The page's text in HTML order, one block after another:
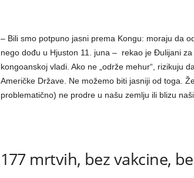
– Bili smo potpuno jasni prema Kongu: moraju da
nego dođu u Hjuston 11. juna – rekao je Đulijani
kongoanskoj vladi. Ako ne „održe mehur“, rizikuju
Američke Države. Ne možemo biti jasniji od toga.
problematično) ne prodre u našu zemlju ili blizu
177 mrtvih, bez vakcine,